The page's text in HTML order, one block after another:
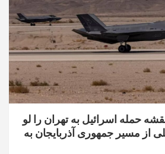
حمله اسرائیل به تهران را لو
از مسیر جمهوری آذربایجان به